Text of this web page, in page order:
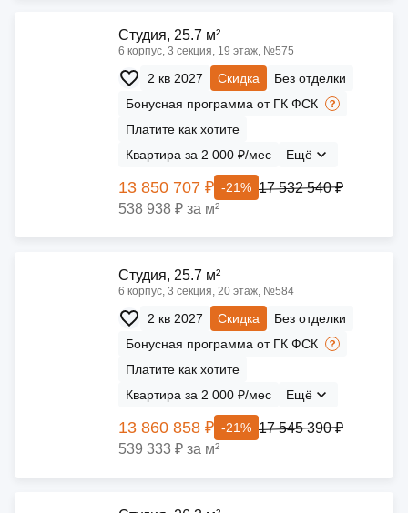
Cтудия, 25.7 м²
6 корпус, 3 секция, 19 этаж, №575
2 кв 2027 Скидка
Без отделки
Бонусная программа от ГК ФСК
Платите как хотите
Квартира за 2 000 ₽/мес
Ещё
13 850 707 ₽ -21% 17 532 540 ₽
538 938 ₽ за м²
Cтудия, 25.7 м²
6 корпус, 3 секция, 20 этаж, №584
2 кв 2027 Скидка
Без отделки
Бонусная программа от ГК ФСК
Платите как хотите
Квартира за 2 000 ₽/мес
Ещё
13 860 858 ₽ -21% 17 545 390 ₽
539 333 ₽ за м²